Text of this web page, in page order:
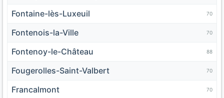
Fontaine-lès-Luxeuil 70
Fontenois-la-Ville 70
Fontenoy-le-Château 88
Fougerolles-Saint-Valbert 70
Francalmont 70